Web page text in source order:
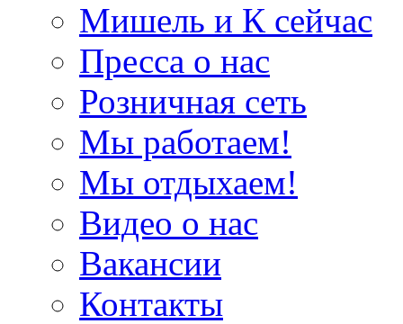
Мишель и К сейчас
Пресса о нас
Розничная сеть
Мы работаем!
Мы отдыхаем!
Видео о нас
Вакансии
Контакты